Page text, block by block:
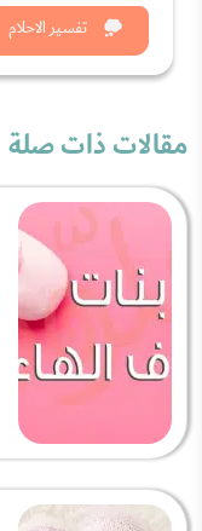
تفسير الاحلام
شاهد الان
مقالات ذات صلة